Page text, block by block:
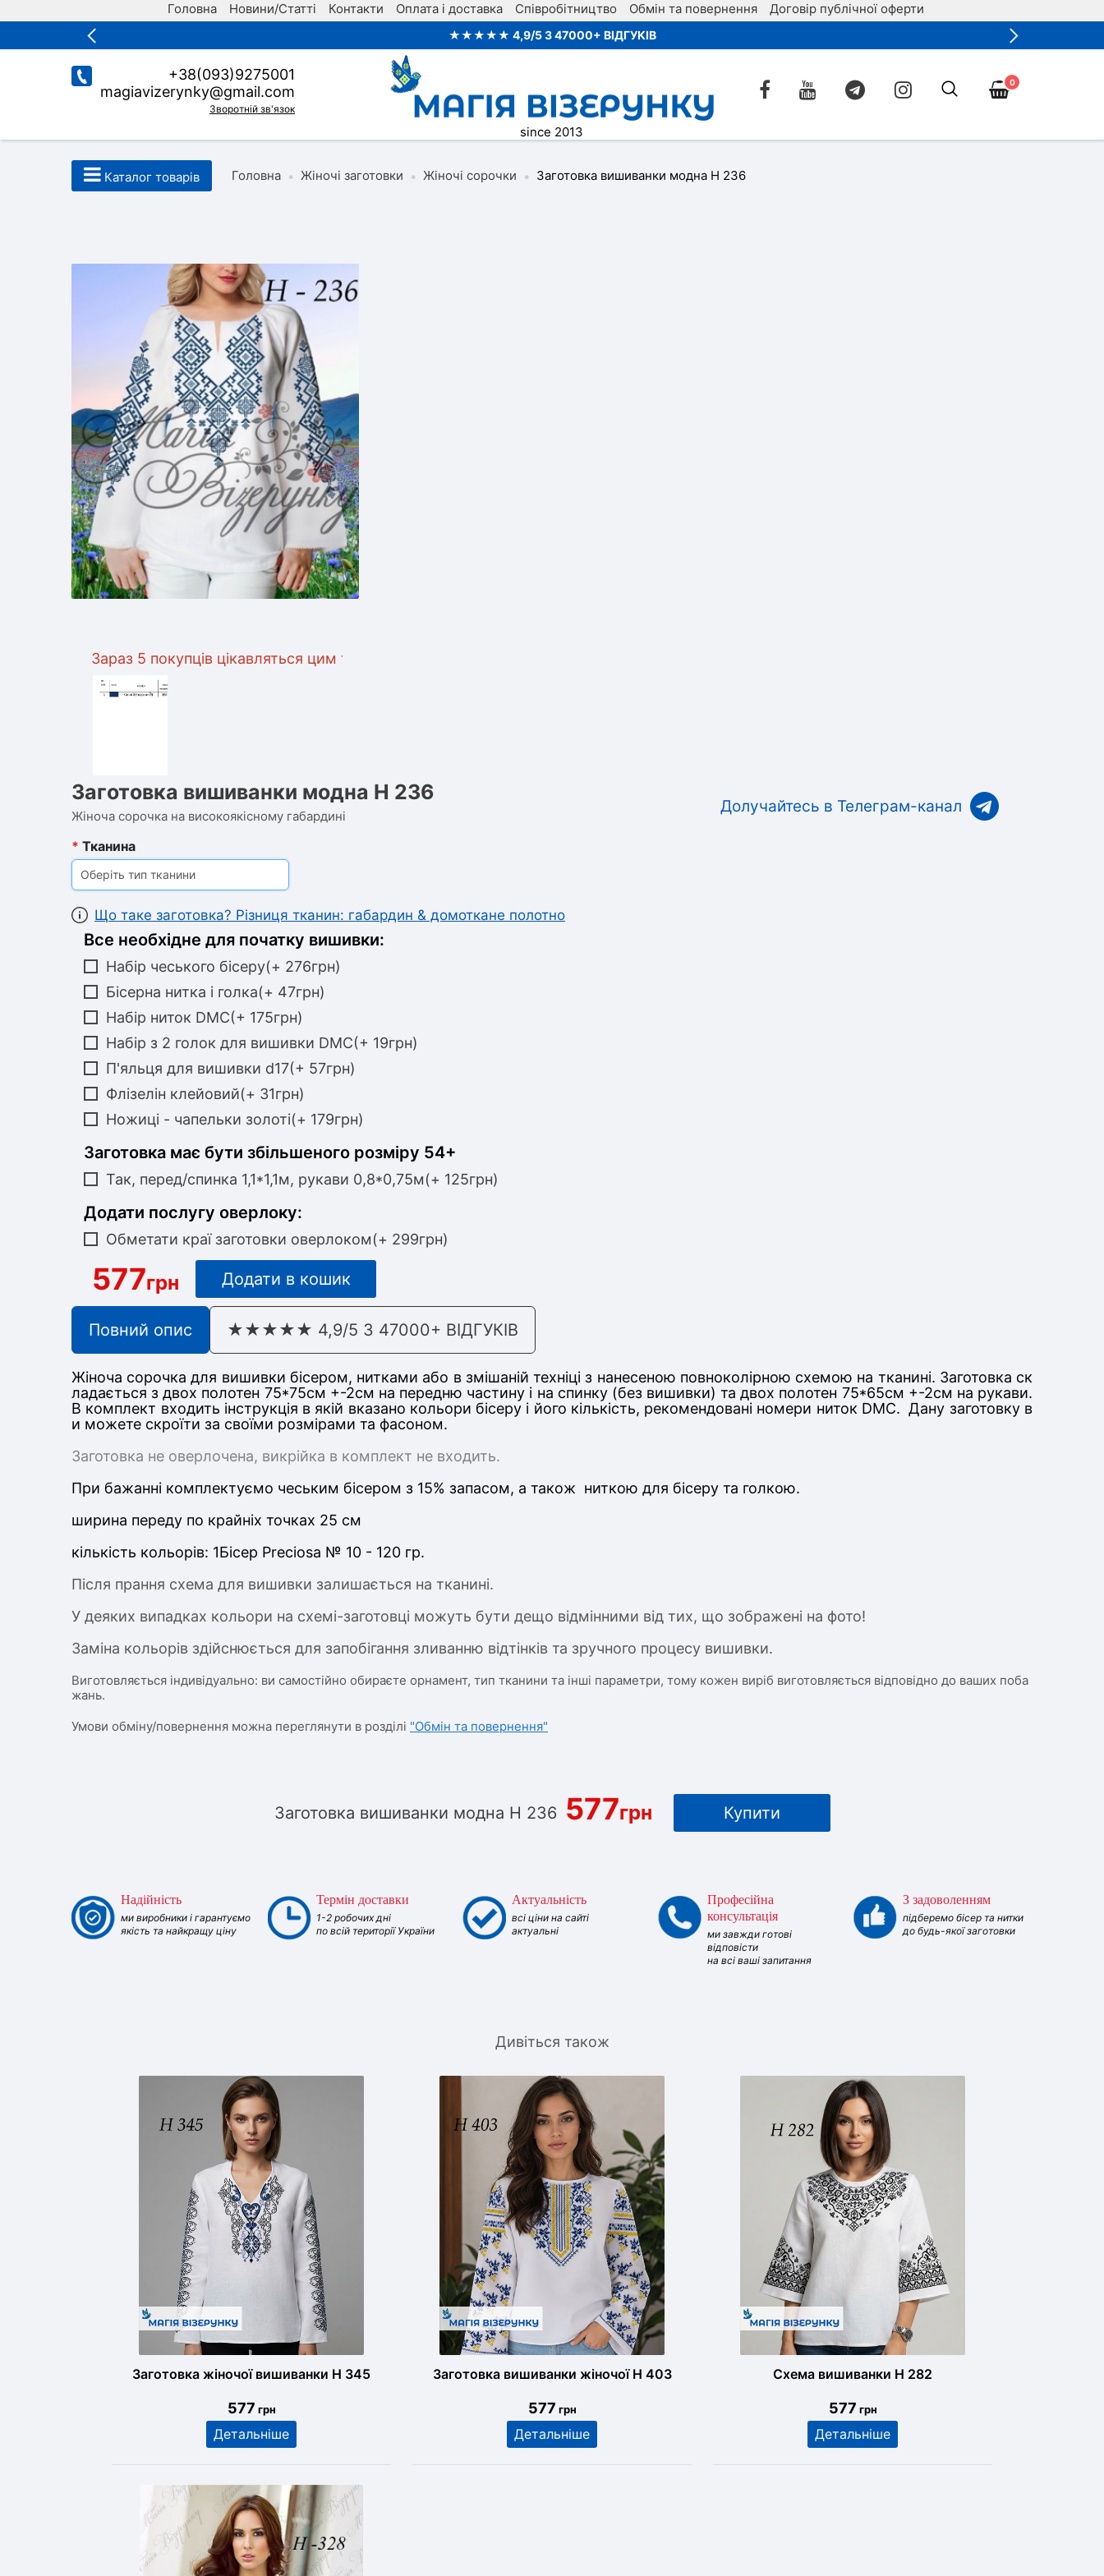
Головна Новини/Статті Контакти Оплата і доставка Співробітництво Обмін та повернення Договір публічної оферти
★★★★★ 4,9/5 З 47000+ ВІДГУКІВ
+38(093)9275001
magiavizerynky@gmail.com
Зворотній зв'язок
0
since 2013
Каталог товарів Головна • Жіночі заготовки • Жіночі сорочки • Заготовка вишиванки модна Н 236
Зараз 5 покупців цікавляться цим товаром
Заготовка вишиванки модна Н 236
Жіноча сорочка на високоякісному габардині
* Тканина
Оберіть тип тканини
Що таке заготовка? Різниця тканин: габардин & домоткане полотно
Все необхідне для початку вишивки:
Набір чеського бісеру(+ 276грн)
Бісерна нитка і голка(+ 47грн)
Набір ниток DMC(+ 175грн)
Набір з 2 голок для вишивки DMC(+ 19грн)
П'яльця для вишивки d17(+ 57грн)
Флізелін клейовий(+ 31грн)
Ножиці - чапельки золоті(+ 179грн)
Заготовка має бути збільшеного розміру 54+
Так, перед/спинка 1,1*1,1м, рукави 0,8*0,75м(+ 125грн)
Додати послугу оверлоку:
Обметати краї заготовки оверлоком(+ 299грн)
577грн Додати в кошик
Долучайтесь в Телеграм-канал
Повний опис ★★★★★ 4,9/5 З 47000+ ВІДГУКІВ
Жіноча сорочка для вишивки бісером, нитками або в змішаній техніці з нанесеною повноколірною схемою на тканині. Заготовка ск
ладається з двох полотен 75*75см +-2см на передню частину і на спинку (без вишивки) та двох полотен 75*65см +-2см на рукави.
В комплект входить інструкція в якій вказано кольори бісеру і його кількість, рекомендовані номери ниток DMC. Дану заготовку в
и можете скроїти за своїми розмірами та фасоном.
Заготовка не оверлочена, викрійка в комплект не входить.
При бажанні комплектуємо чеським бісером з 15% запасом, а також ниткою для бісеру та голкою.
ширина переду по крайніх точках 25 см
кількість кольорів: 1Бісер Preciosa № 10 - 120 гр.
Після прання схема для вишивки залишається на тканині.
У деяких випадках кольори на схемі-заготовці можуть бути дещо відмінними від тих, що зображені на фото!
Заміна кольорів здійснюється для запобігання зливанню відтінків та зручного процесу вишивки.
Виготовляється індивідуально: ви самостійно обираєте орнамент, тип тканини та інші параметри, тому кожен виріб виготовляється відповідно до ваших поба
жань.
Умови обміну/повернення можна переглянути в розділі "Обмін та повернення"
Заготовка вишиванки модна Н 236 577грн Купити
Надійність
ми виробники і гарантуємо
якість та найкращу ціну
Термін доставки
1-2 робочих дні
по всій території України
Актуальність
всі ціни на сайті
актуальні
Професійна
консультація
ми завжди готові
відповісти
на всі ваші запитання
З задоволенням
підберемо бісер та нитки
до будь-якої заготовки
Дивіться також
Заготовка жіночої вишиванки Н 345
577 грн
Детальніше
Заготовка вишиванки жіночої Н 403
577 грн
Детальніше
Схема вишиванки Н 282
577 грн
Детальніше